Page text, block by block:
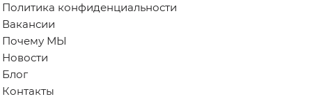
Политика конфиденциальности
Вакансии
Почему МЫ
Новости
Блог
Контакты